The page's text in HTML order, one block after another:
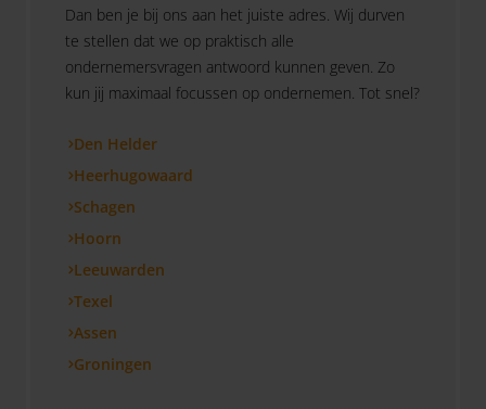
Dan ben je bij ons aan het juiste adres. Wij durven
te stellen dat we op praktisch alle
ondernemersvragen antwoord kunnen geven. Zo
kun jij maximaal focussen op ondernemen. Tot snel?
Den Helder
Heerhugowaard
Schagen
Hoorn
Leeuwarden
Texel
Assen
Groningen